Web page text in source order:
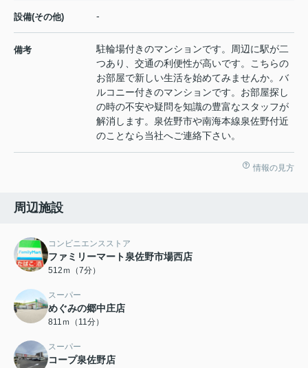
設備(その他) -
備考
駐輪場付きのマンションです。周辺に駅が二
つあり、交通の利便性が高いです。こちらの
お部屋で新しい生活を始めてみませんか。バ
ルコニー付きのマンションです。お部屋探し
の時の不安や疑問を知識の豊富なスタッフが
解消します。泉佐野市や南海本線泉佐野付近
のことなら当社へご連絡下さい。
情報の見方
周辺施設
コンビニエンスストア
ファミリーマート泉佐野市場西店
512ｍ（7分）
スーパー
めぐみの郷中庄店
811ｍ（11分）
スーパー
コープ泉佐野店